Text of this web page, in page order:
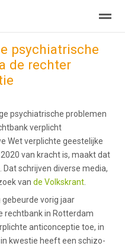
agenda adverteren
psychiatrische
de rechter
psychiatrische problemen
verplicht
Wet verplichte geestelijke
van kracht is, maakt dat
schrijven diverse media,
van de Volkskrant
vorig jaar
rechtbank in Rotterdam
anticonceptie toe, in
kwestie heeft een schizo-